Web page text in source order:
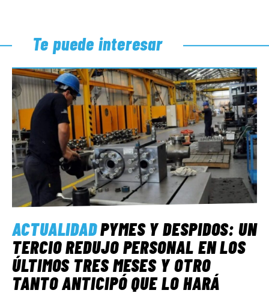
Te puede interesar
ACTUALIDADPYMES Y DESPIDOS: UN
TERCIO REDUJO PERSONAL EN LOS
ÚLTIMOS TRES MESES Y OTRO
TANTO ANTICIPÓ QUE LO HARÁ